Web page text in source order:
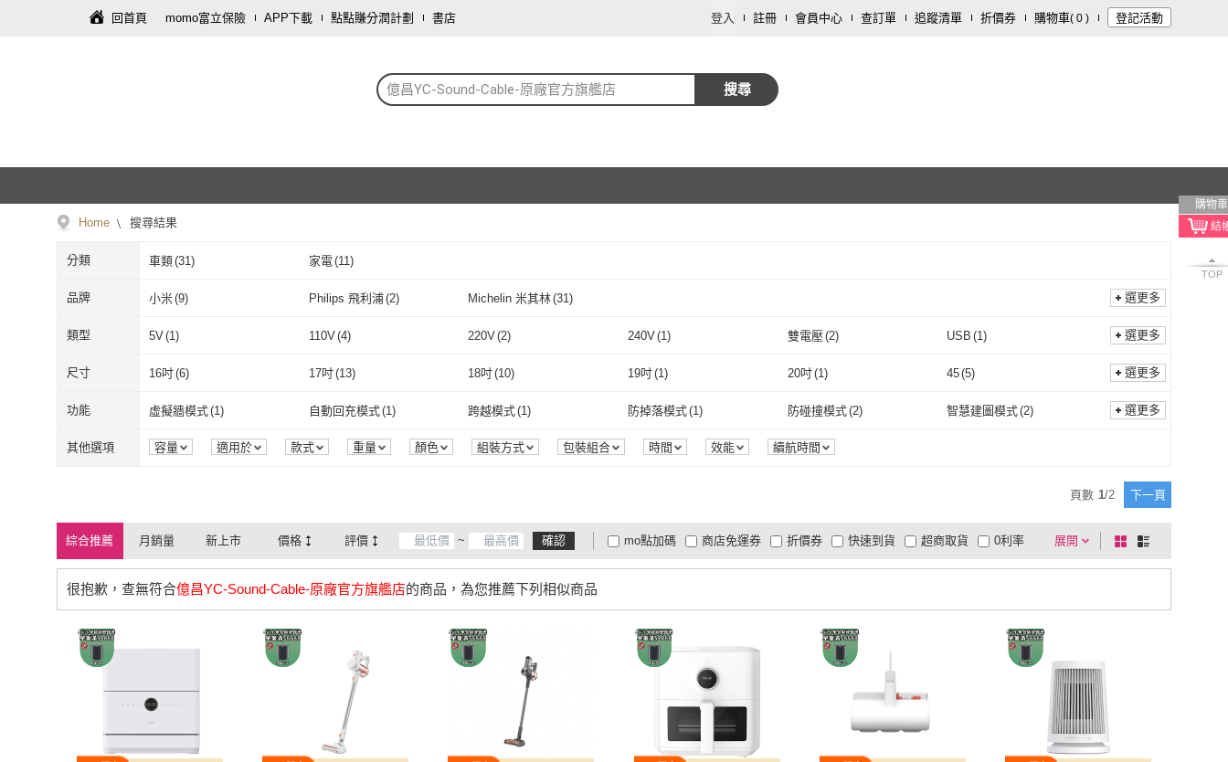
回首頁 momo富立保險 APP下載 點點賺分潤計劃 書店 登入 註冊 會員中心 查訂單 追蹤清單 折價券 購物車( 0 ) 登記活動
億昌YC-Sound-Cable-原廠官方旗艦店 搜尋
購物車
TOP
Home 搜尋結果
分類 車類(31) 家電 (11)
品牌 小米(9) Philips 飛利浦(2) Michelin 米其林(31)
小米 Philips 飛利浦 Michelin 米其林
選更多
類型 5V(1) 110V(4) 220V(2) 240V(1) 雙電壓(2) USB (1)
一般插頭式 充電式(1 手持式 (1 手持/直立 有線 (1) 無線(
掃拖二合一(2) 無刷馬達(2) 一般濾網(2) 桌上型(1) 主體(1)
5V(1 110V 220V
一般插頭式 充電式(1) 手持式 手持/直立 有線 無線
掃拖二合一(2) 無刷馬達( 一般濾網 ) 桌上型 (1)
選更多
尺寸 16吋(6) 17吋(13) 18吋(10) 19吋(1) 20吋(1) 45(5)
50(8) 55(8) 60(5) 65(4) 70(1) 205(2)
215(8) 225 235(10) (2) 0吋~4吋
16吋(6) 17吋(13) 18吋( 19吋 (1 20吋 45(5
50(8 8) 60(5) 65
選更多
功能 虛擬牆模式(1) 自動回充模式(1) 跨越模式(1) 防掉落模式(1) 防碰撞模式(2) 智慧建圖模式(2)
App繪圖模式(2) APP搖控(2) WIFI傳輸(1) 智慧聯網(2 語音聲控
自動回洗拖布(1) 自動集塵(1)
虛擬牆模式(1) 自動回充模式 1) 跨越模式 ) 防掉落模式(1)
斷電安全裝置(1) 其他(1) 雷射導航(2) 電控水箱(1) 自動給水裝置(1) 智慧行走模式(2)
自動回洗拖布(1) 自動集塵(1)
取消 選更多
其他選項 容量 適用於 款式 重量 顏色 組裝方式 包裝組合 時間 效能 續航時間
頁數 1/2 下一頁
綜合推薦 月銷量 新上市 價格 評價 ~ 確認 展開
折價券
有影片
商品有量 電視購物
mo點加碼 快速到貨 超商取貨
大家電安心配
大家電快配
商店免運券 0利率
棋
盤
列
很抱歉，查無符合億昌YC-Sound-Cable-原廠官方旗艦店的商品，為您推薦下列相似商品